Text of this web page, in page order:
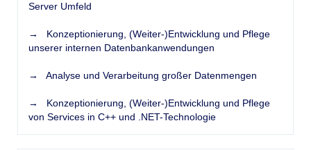
Server Umfeld
→ Konzeptionierung, (Weiter-)Entwicklung und Pflege
unserer internen Datenbankanwendungen
→ Analyse und Verarbeitung großer Datenmengen
→ Konzeptionierung, (Weiter-)Entwicklung und Pflege
von Services in C++ und .NET-Technologie